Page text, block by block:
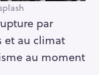
par
et au climat
au moment